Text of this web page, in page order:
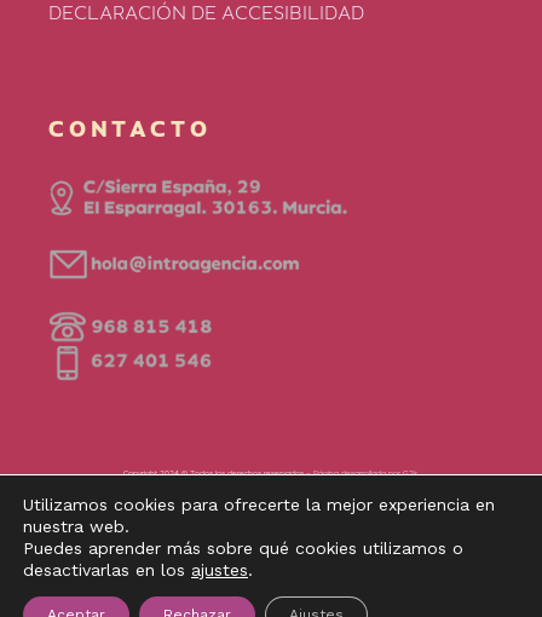
DECLARACIÓN DE ACCESIBILIDAD
CONTACTO
Copyright 2024 © Todos los derechos reservados –Página desarrollada por G2k
Utilizamos cookies para ofrecerte la mejor experiencia en
nuestra web.
Puedes aprender más sobre qué cookies utilizamos o
desactivarlas en los ajustes.